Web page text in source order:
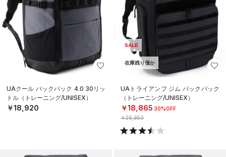
UAクール バックパック 4.0 30リッ
トル（トレーニング/UNISEX）
￥18,920
SALE
在庫残り僅か
UAトライアンフ ジム バックパック
（トレーニング/UNISEX）
￥18,865 30%OFF
￥26,950